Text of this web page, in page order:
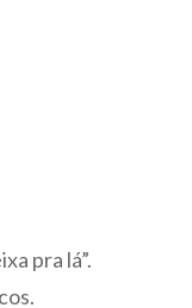
pra lá”.